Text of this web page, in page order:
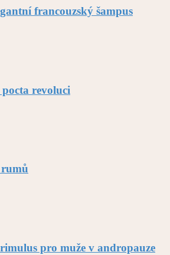
francouzský šampus
revoluci
pro muže v andropauze